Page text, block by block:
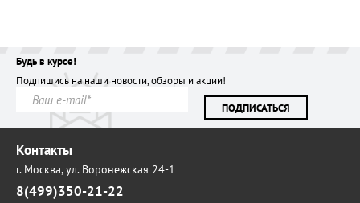
Будь в курсе!
Подпишись на наши новости, обзоры и акции!
ПОДПИСАТЬСЯ
Контакты
г. Москва,ул. Воронежская 24-1
8(499)350-21-22